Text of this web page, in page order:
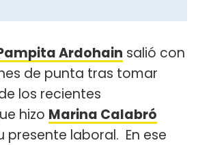
Ardohain salió con
de punta tras tomar
los recientes
hizo Marina Calabró
presente laboral. En ese